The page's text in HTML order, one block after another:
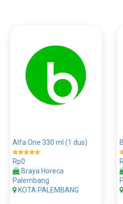
Alfa One 330 ml (1 dus)
Rp0
Braya Horeca
Palembang
KOTA PALEMBANG